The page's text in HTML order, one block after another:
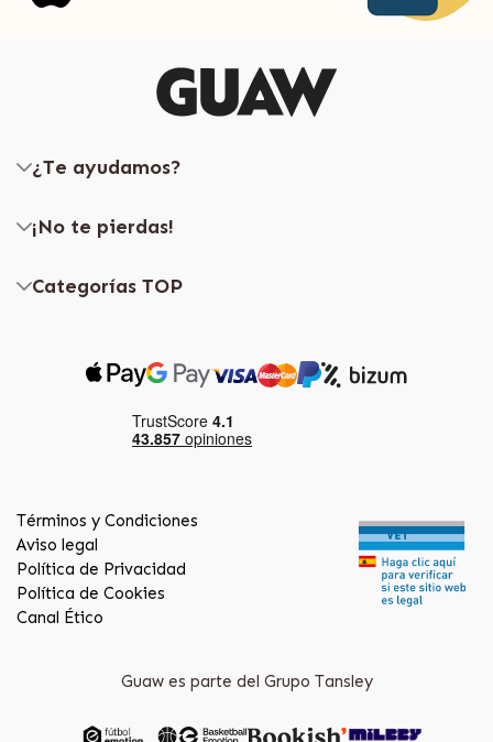
¿Te ayudamos?
¡No te pierdas!
Categorías TOP
Términos y Condiciones
Aviso legal
Política de Privacidad
Política de Cookies
Canal Ético
Guaw es parte del Grupo Tansley